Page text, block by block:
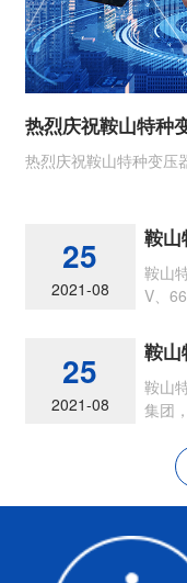
热烈庆祝鞍山特种
热烈庆祝鞍山特种变压
25
2021-08
鞍山
鞍山
V、
25
2021-08
鞍山
鞍山
集团